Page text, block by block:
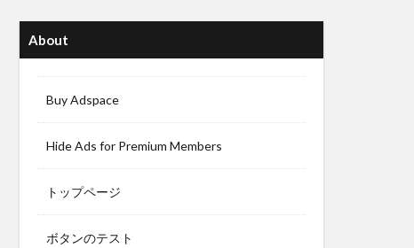
About
Buy Adspace
Hide Ads for Premium Members
トップページ
ボタンのテスト